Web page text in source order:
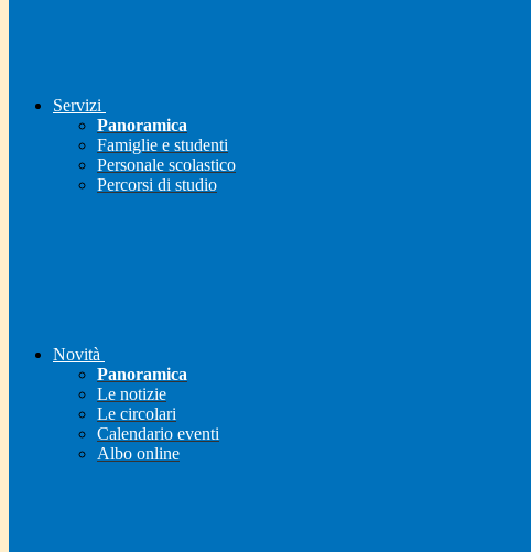
Servizi
Panoramica
Famiglie e studenti
Personale scolastico
Percorsi di studio
Novità
Panoramica
Le notizie
Le circolari
Calendario eventi
Albo online